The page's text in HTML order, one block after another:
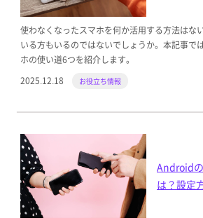
使わなくなったスマホを何か活用する方法はな
いる方もいるのではないでしょうか。本記事で
ホの使い道6つを紹介します。
2025.12.18
お役立ち情報
Android
は？設定